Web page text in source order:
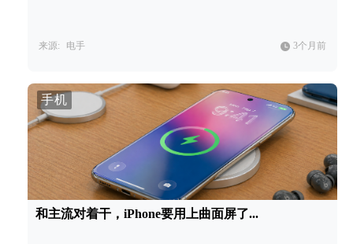
来源: 电手 3个月前
手机
和主流对着干，iPhone要用上曲面屏了...